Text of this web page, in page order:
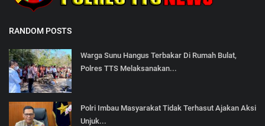
RANDOM POSTS
Warga Sunu Hangus Terbakar Di Rumah Bulat,
Polres TTS Melaksanakan...
Polri Imbau Masyarakat Tidak Terhasut Ajakan Aksi
Unjuk...